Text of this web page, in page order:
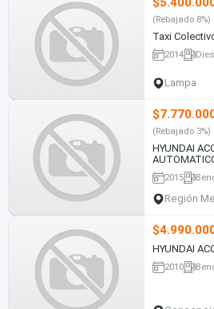
(Rebajado 8%)
Taxi
2014
Lampa
(Rebajado 3%)
HYUNDAI
2015
Región
HYUNDAI
2010